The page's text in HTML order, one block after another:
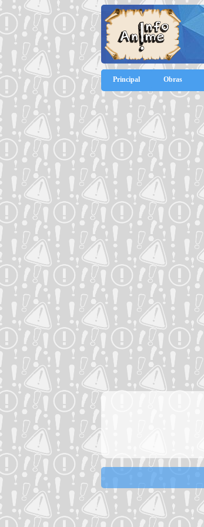
Principal Obras